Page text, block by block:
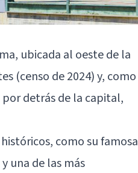
ubicada al oeste de la
(censo de 2024) y, como
detrás de la capital,
como su famosa
una de las más